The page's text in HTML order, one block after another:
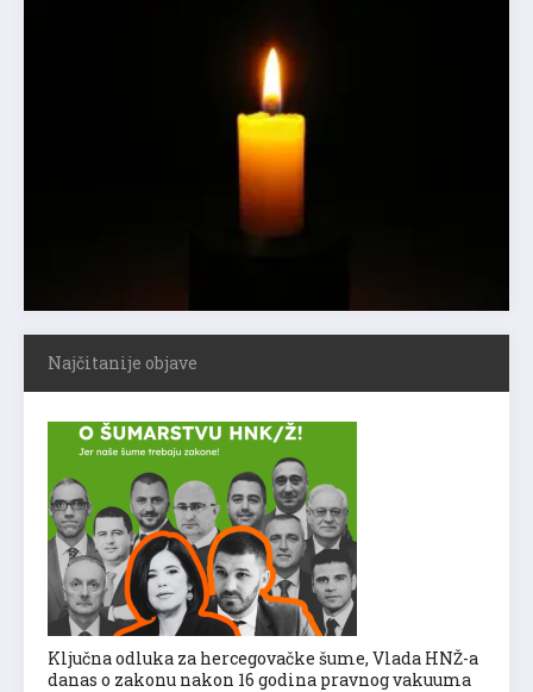
Najčitanije objave
Ključna odluka za hercegovačke šume, Vlada HNŽ-a
danas o zakonu nakon 16 godina pravnog vakuuma